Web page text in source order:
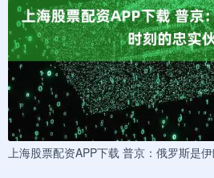
上海股票配资APP下载 普京：俄罗斯是